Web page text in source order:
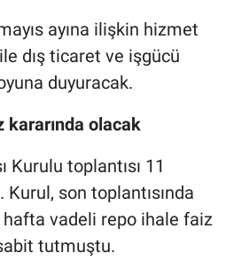
ayına ilişkin hizmet
dış ticaret ve işgücü
duyuracak.
kararında olacak
Kurulu toplantısı 11
Kurul, son toplantısında
vadeli repo ihale faiz
tutmuştu.